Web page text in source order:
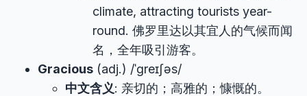
climate, attracting tourists year-
round. 佛罗里达以其宜人的气候而闻
名，全年吸引游客。
Gracious (adj.) /ˈɡreɪʃəs/
中文含义: 亲切的；高雅的；慷慨的。